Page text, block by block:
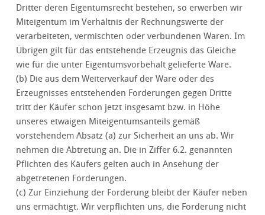
Dritter deren Eigentumsrecht bestehen, so erwerben wir
Miteigentum im Verhältnis der Rechnungswerte der
verarbeiteten, vermischten oder verbundenen Waren. Im
Übrigen gilt für das entstehende Erzeugnis das Gleiche
wie für die unter Eigentumsvorbehalt gelieferte Ware.
(b) Die aus dem Weiterverkauf der Ware oder des
Erzeugnisses entstehenden Forderungen gegen Dritte
tritt der Käufer schon jetzt insgesamt bzw. in Höhe
unseres etwaigen Miteigentumsanteils gemäß
vorstehendem Absatz (a) zur Sicherheit an uns ab. Wir
nehmen die Abtretung an. Die in Ziffer 6.2. genannten
Pflichten des Käufers gelten auch in Ansehung der
abgetretenen Forderungen.
(c) Zur Einziehung der Forderung bleibt der Käufer neben
uns ermächtigt. Wir verpflichten uns, die Forderung nicht